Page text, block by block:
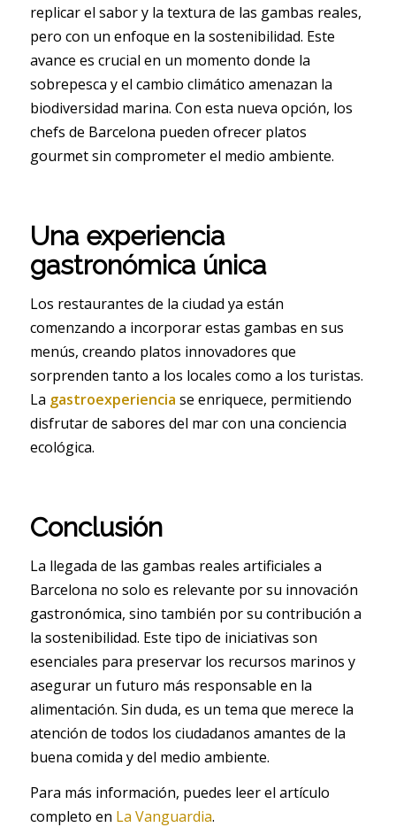
replicar el sabor y la textura de las gambas reales,
pero con un enfoque en la sostenibilidad. Este
avance es crucial en un momento donde la
sobrepesca y el cambio climático amenazan la
biodiversidad marina. Con esta nueva opción, los
chefs de Barcelona pueden ofrecer platos
gourmet sin comprometer el medio ambiente.
Una experiencia
gastronómica única
Los restaurantes de la ciudad ya están
comenzando a incorporar estas gambas en sus
menús, creando platos innovadores que
sorprenden tanto a los locales como a los turistas.
La gastroexperiencia se enriquece, permitiendo
disfrutar de sabores del mar con una conciencia
ecológica.
Conclusión
La llegada de las gambas reales artificiales a
Barcelona no solo es relevante por su innovación
gastronómica, sino también por su contribución a
la sostenibilidad. Este tipo de iniciativas son
esenciales para preservar los recursos marinos y
asegurar un futuro más responsable en la
alimentación. Sin duda, es un tema que merece la
atención de todos los ciudadanos amantes de la
buena comida y del medio ambiente.
Para más información, puedes leer el artículo
completo en La Vanguardia.